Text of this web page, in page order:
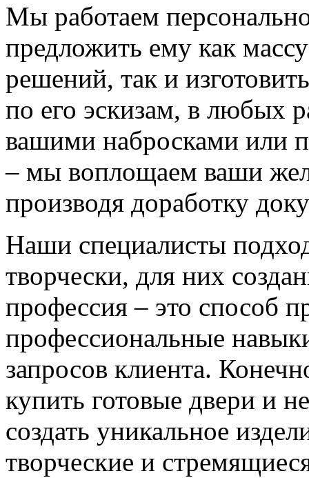
Мы работаем
предложить ему как
решений, так и
по его эскизам, в любых
вашими набросками или
– мы воплощаем ваши
производя доработку
Наши специалисты
творчески, для них
профессия – это способ
профессиональные
запросов клиента.
купить готовые двери и
создать уникальное
творческие и